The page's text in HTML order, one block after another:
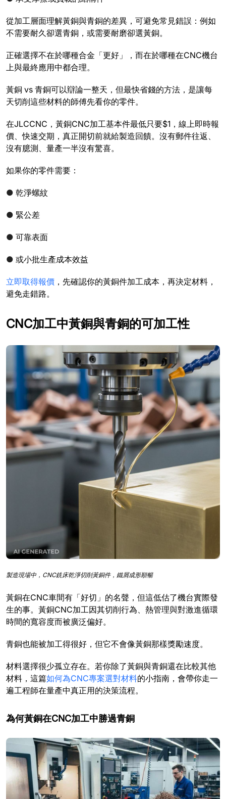
從加工層面理解黃銅與青銅的差異，可避免常見錯誤：例如
不需要耐久卻選青銅，或需要耐磨卻選黃銅。
正確選擇不在於哪種合金「更好」，而在於哪種在CNC機台
上與最終應用中都合理。
黃銅 vs 青銅可以辯論一整天，但最快省錢的方法，是讓每
天切削這些材料的師傅先看你的零件。
在JLCCNC，黃銅CNC加工基本件最低只要$1，線上即時報
價、快速交期，真正開切前就給製造回饋。沒有郵件往返、
沒有臆測、量產一半沒有驚喜。
如果你的零件需要：
● 乾淨螺紋
● 緊公差
● 可靠表面
● 或小批生產成本效益
立即取得報價 ，先確認你的黃銅件加工成本，再決定材料，
避免走錯路。
CNC加工中黃銅與青銅的可加工性
製造現場中，CNC銑床乾淨切削黃銅件，鐵屑成形順暢
黃銅在CNC車間有「好切」的名聲，但這低估了機台實際發
生的事。黃銅CNC加工因其切削行為、熱管理與對激進循環
時間的寬容度而被廣泛偏好。
青銅也能被加工得很好，但它不會像黃銅那樣獎勵速度。
材料選擇很少孤立存在。若你除了黃銅與青銅還在比較其他
材料，這篇如何為CNC專案選對材料的小指南，會帶你走一
遍工程師在量產中真正用的決策流程。
為何黃銅在CNC加工中勝過青銅